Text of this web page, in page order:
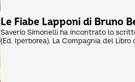
Le Fiabe Lapponi di Bruno
Saverio Simonelli ha incontrato lo
(Ed. Iperborea). La Compagnia del Libro